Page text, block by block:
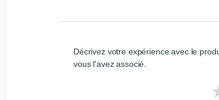
Décrivez votre expérience avec le
vous l'avez associé.